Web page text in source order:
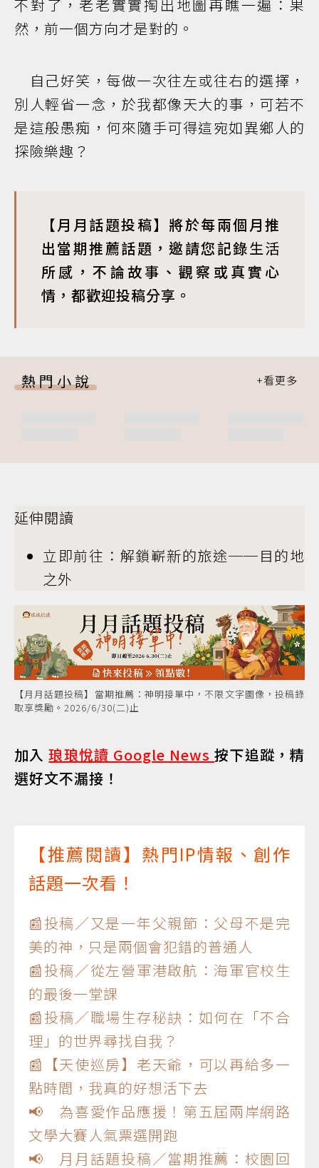
不對了，老老實實掏出地圖再瞧一遍：果
然，前一個方向才是對的。
自己好笑，每做一次往左或往右的選擇，
別人輕省一念，於我都像天大的事，可若不
是這般愚痴，何來隨手可得這宛如異鄉人的
探險樂趣？
【月月話題投稿】將於每兩個月推
出當期推薦話題，邀請您記錄生活
所感，不論故事、觀察或真實心
情，都歡迎投稿分享。
熱門小說
延伸閱讀
立即前往：解鎖嶄新的旅途──目的地
之外
【月月話題投稿】當期推薦：神明接單中，不限文字圖像，投稿錄
取享獎勵。2026/6/30(二)止
加入琅琅悅讀 Google News按下追蹤，精
選好文不漏接！
【推薦閱讀】熱門IP情報、創作
話題一次看！
📰投稿／又是一年父親節：父母不是完
美的神，只是兩個會犯錯的普通人
📰投稿／從左營軍港啟航：海軍官校生
的最後一堂課
📰投稿／職場生存秘訣：如何在「不合
理」的世界尋找自我？
📰【天使巡房】老天爺，可以再給多一
點時間，我真的好想活下去
📢 為喜愛作品應援！第五屆兩岸網路
文學大賽人氣票選開跑
📢 月月話題投稿／當期推薦：校園回